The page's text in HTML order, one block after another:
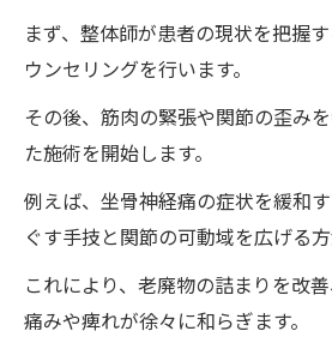
整体の実践
施術の内容
ワイルドボディの整体を
プロセス
ワイルドボディの整体施
ックス効果
整体法選びのポイントと
まず、整体師が患者の現状を把握
ウンセリングを行います。
その後、筋肉の緊張や関節の歪み
た施術を開始します。
例えば、坐骨神経痛の症状を緩和
ぐす手技と関節の可動域を広げる方
これにより、老廃物の詰まりを改
痛みや痺れが徐々に和らぎます。